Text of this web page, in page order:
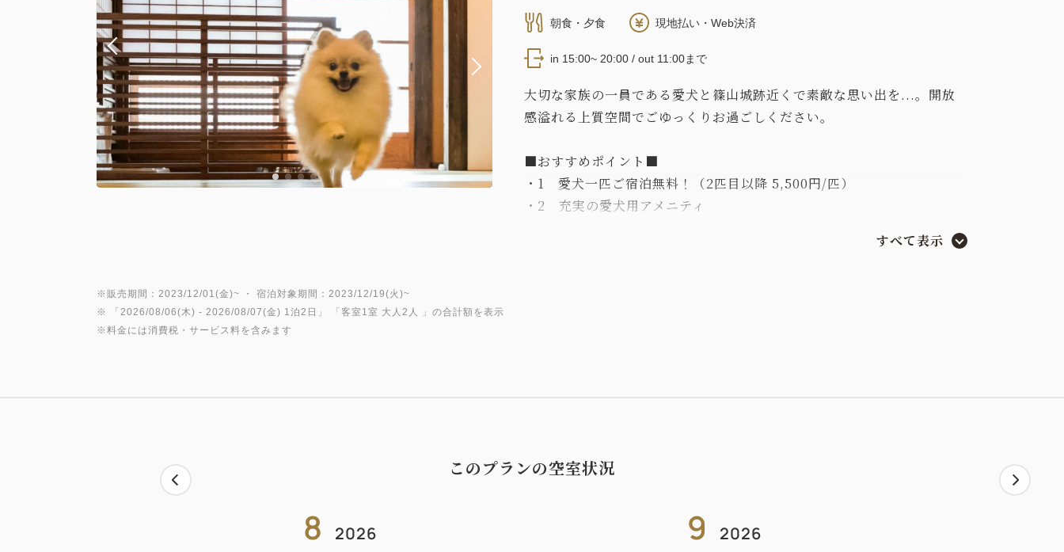
朝食・夕食 現地払い・Web決済
in 15:00~ 20:00 / out 11:00まで
大切な家族の一員である愛犬と篠山城跡近くで素敵な思い出を...。開放
感溢れる上質空間でごゆっくりお過ごしください。
■おすすめポイント■
・1 愛犬一匹ご宿泊無料！（2匹目以降 5,500円/匹）
・2 充実の愛犬用アメニティ
・4 篠山城跡まで徒歩5分！安心のドッグフレンドリーな客室
・季節野菜のガルグイユ
・栗と薩摩芋のポタージュ フリカッセ添え
・季節の鮮魚ロティ 栗と古代米のリゾット
すべて表示
※販売期間：2023/12/01(金)~ ・ 宿泊対象期間：2023/12/19(火)~
※ 「 2026/08/06(木) - 2026/08/07(金) 1泊2日 」 「 客室1室 大人2人
」の合計額を表示
※料金には消費税・サービス料を含みます
このプランの空室状況
8 2026 9 2026